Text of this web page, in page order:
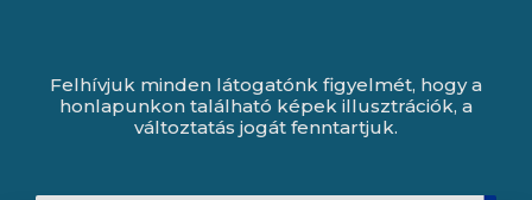
Felhívjuk minden látogatónk figyelmét, hogy a
honlapunkon található képek illusztrációk, a
változtatás jogát fenntartjuk.